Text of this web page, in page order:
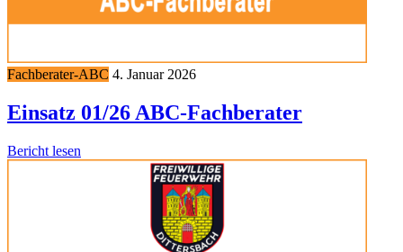
Fachberater-ABC 4. Januar 2026
Einsatz 01/26 ABC-Fachberater
Bericht lesen